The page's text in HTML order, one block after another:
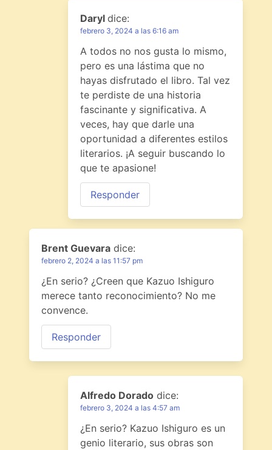
Daryl dice:
febrero 3, 2024 a las 6:16 am
A todos no nos gusta lo mismo,
pero es una lástima que no
hayas disfrutado el libro. Tal vez
te perdiste de una historia
fascinante y significativa. A
veces, hay que darle una
oportunidad a diferentes estilos
literarios. ¡A seguir buscando lo
que te apasione!
Responder
Brent Guevara dice:
febrero 2, 2024 a las 11:57 pm
¿En serio? ¿Creen que Kazuo Ishiguro
merece tanto reconocimiento? No me
convence.
Responder
Alfredo Dorado dice:
febrero 3, 2024 a las 4:57 am
¿En serio? Kazuo Ishiguro es un
genio literario, sus obras son